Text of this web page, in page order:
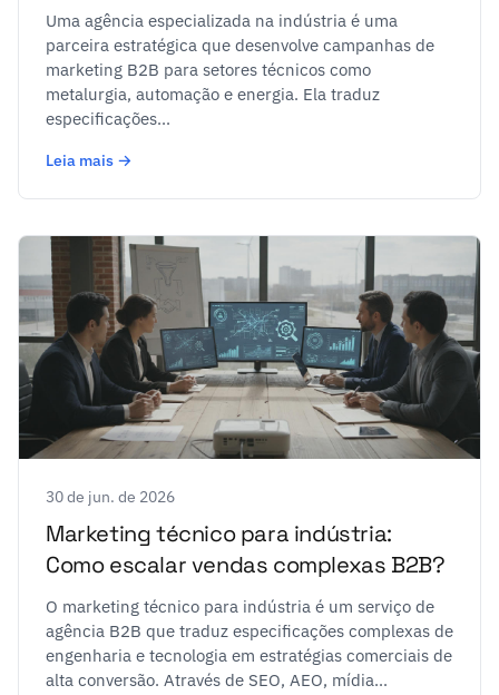
Uma agência especializada na indústria é uma
parceira estratégica que desenvolve campanhas de
marketing B2B para setores técnicos como
metalurgia, automação e energia. Ela traduz
especificações...
Leia mais →
30 de jun. de 2026
Marketing técnico para indústria:
Como escalar vendas complexas B2B?
O marketing técnico para indústria é um serviço de
agência B2B que traduz especificações complexas de
engenharia e tecnologia em estratégias comerciais de
alta conversão. Através de SEO, AEO, mídia...